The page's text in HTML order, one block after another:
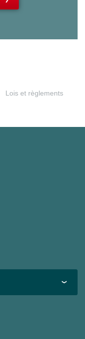
Lois et règlements